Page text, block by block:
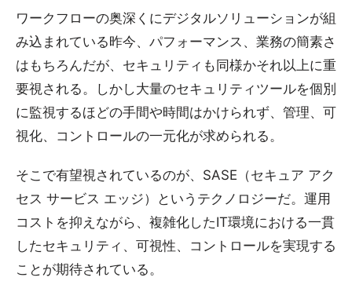
ワークフローの奥深くにデジタルソリューションが組
み込まれている昨今、パフォーマンス、業務の簡素さ
はもちろんだが、セキュリティも同様かそれ以上に重
要視される。しかし大量のセキュリティツールを個別
に監視するほどの手間や時間はかけられず、管理、可
視化、コントロールの一元化が求められる。
そこで有望視されているのが、SASE（セキュア アク
セス サービス エッジ）というテクノロジーだ。運用
コストを抑えながら、複雑化したIT環境における一貫
したセキュリティ、可視性、コントロールを実現する
ことが期待されている。